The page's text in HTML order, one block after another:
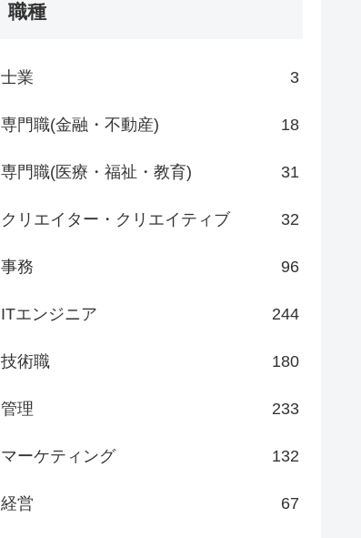
職種
士業 3
専門職(金融・不動産) 18
専門職(医療・福祉・教育) 31
クリエイター・クリエイティブ 32
事務 96
ITエンジニア 244
技術職 180
管理 233
マーケティング 132
経営 67